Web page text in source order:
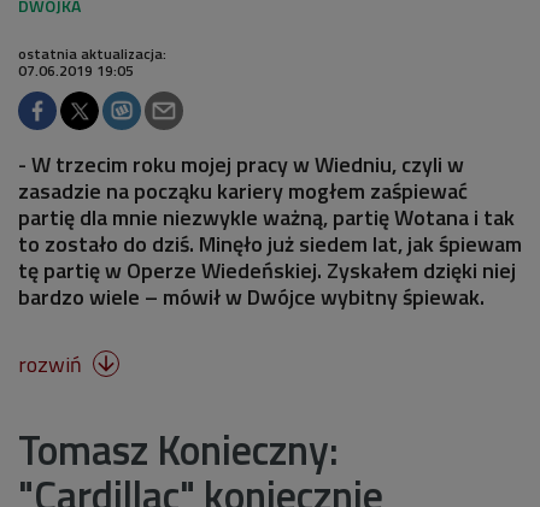
ostatnia aktualizacja:
07.06.2019 19:05
- W trzecim roku mojej pracy w Wiedniu, czyli w
zasadzie na począku kariery mogłem zaśpiewać
partię dla mnie niezwykle ważną, partię Wotana i tak
to zostało do dziś. Minęło już siedem lat, jak śpiewam
tę partię w Operze Wiedeńskiej. Zyskałem dzięki niej
bardzo wiele – mówił w Dwójce wybitny śpiewak.
rozwiń 
Tomasz Konieczny:
"Cardillac" koniecznie